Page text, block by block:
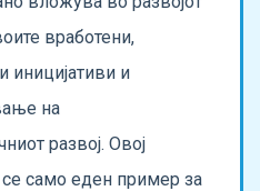
вработени,
иницијативи и
на
развој. Овој
се само еден пример за